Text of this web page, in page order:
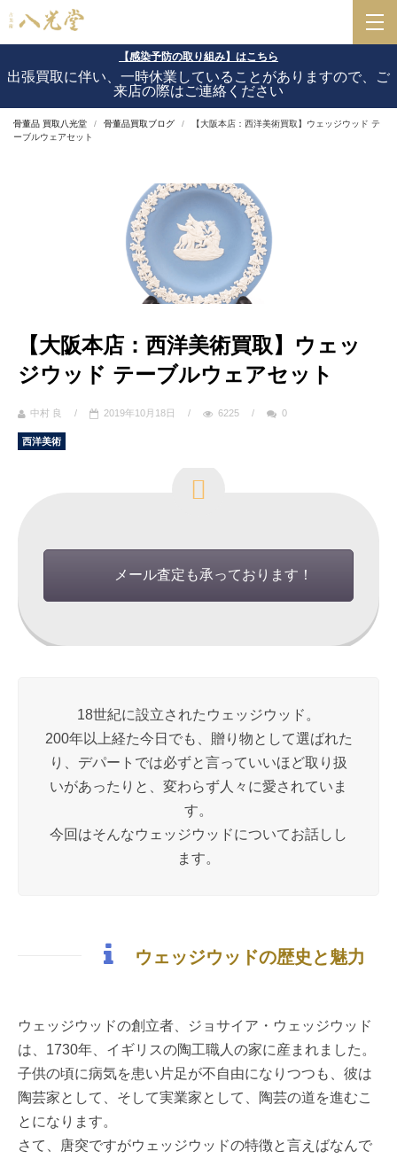
【感染予防の取り組み】はこちら
出張買取に伴い、一時休業していることがありますので、ご
来店の際はご連絡ください
骨董品 買取八光堂 骨董品買取ブログ
【大阪本店：西洋美術買取】ウェッジウッド テ
ーブルウェアセット
【大阪本店：西洋美術買取】ウェッ
ジウッド テーブルウェアセット
中村 良 / 2019年10月18日 / 6225 / 0
西洋美術
メール査定も承っております！
18世紀に設立されたウェッジウッド。
200年以上経た今日でも、贈り物として選ばれた
り、デパートでは必ずと言っていいほど取り扱
いがあったりと、変わらず人々に愛されていま
す。
今回はそんなウェッジウッドについてお話しし
ます。
ウェッジウッドの歴史と魅力
ウェッジウッドの創立者、ジョサイア・ウェッジウッド
は、1730年、イギリスの陶工職人の家に産まれました。
子供の頃に病気を患い片足が不自由になりつつも、彼は
陶芸家として、そして実業家として、陶芸の道を進むこ
とになります。
さて、唐突ですがウェッジウッドの特徴と言えばなんで